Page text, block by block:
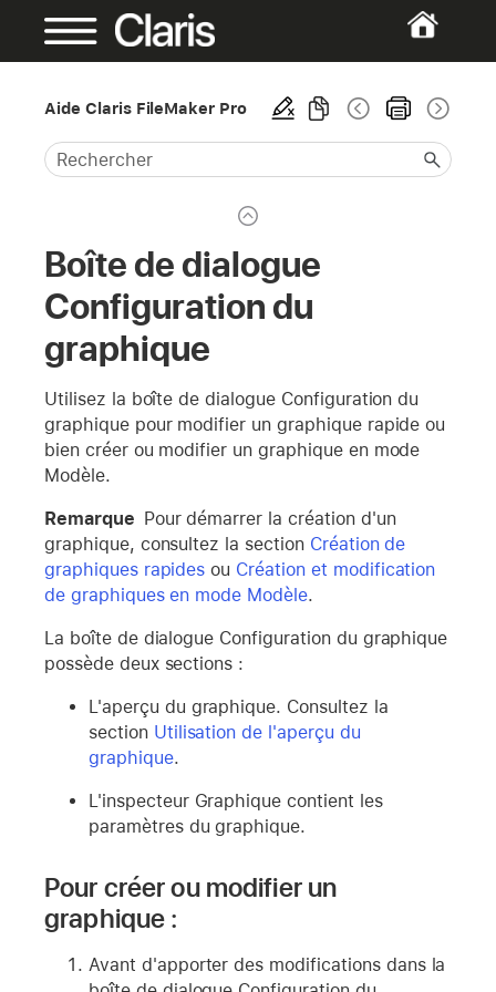
Aide Claris FileMaker Pro
Boîte de dialogue
Configuration du
graphique
Utilisez la boîte de dialogue Configuration du
graphique pour modifier un graphique rapide ou
bien créer ou modifier un graphique en mode
Modèle.
Remarque Pour démarrer la création d'un
graphique, consultez la section Création de
graphiques rapides ou Création et modification
de graphiques en mode Modèle.
La boîte de dialogue Configuration du graphique
possède deux sections :
L'aperçu du graphique. Consultez la
section Utilisation de l'aperçu du
graphique.
L'inspecteur Graphique contient les
paramètres du graphique.
Pour créer ou modifier un
graphique :
Avant d'apporter des modifications dans la